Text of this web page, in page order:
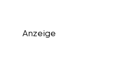
Anzeige